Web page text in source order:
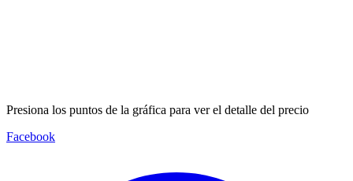
Presiona los puntos de la gráfica para ver el detalle del precio
Facebook